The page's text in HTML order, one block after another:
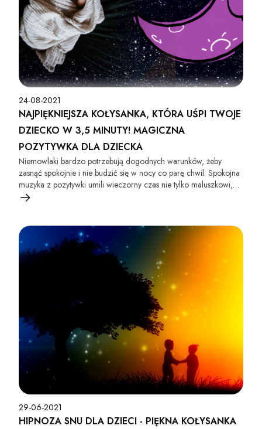
24-08-2021
NAJPIĘKNIEJSZA KOŁYSANKA, KTÓRA UŚPI TWOJE
DZIECKO W 3,5 MINUTY! MAGICZNA
POZYTYWKA DLA DZIECKA
Niemowlaki bardzo potrzebują dogodnych warunków, żeby
zasnąć spokojnie i nie budzić się w nocy co parę chwil. Spokojna
muzyka z pozytywki umili wieczorny czas nie tylko maluszkowi,
ale także rodzicowi.
29-06-2021
HIPNOZA SNU DLA DZIECI - PIĘKNA KOŁYSANKA